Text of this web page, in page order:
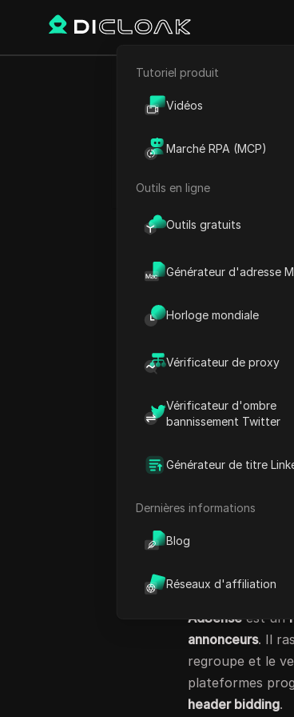
E-commerce
Tutoriel produit
Vidéos
Marché RPA (MCP)
Outils en ligne
Outils gratuits
Générateur d'adresse
Horloge mondiale
Vérificateur de proxy
Vérificateur d'ombre
bannissement Twitter
Générateur de titre
Dernières informations
Blog
Réseaux d'affiliation
Retour
est
populaires
éditeurs, ceux
bénéficier de
Certains
Dans ce guide,
Mais d’abord,
d’autres
header bidding.
Qu’est-ce
AdSense est un
annonceurs. Il
regroupe et le
plateformes
header bidding.